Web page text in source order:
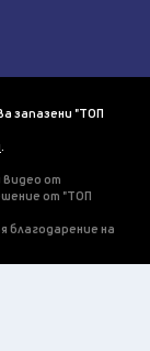
запазени "ТОП
видео от
от "ТОП
благодарение на